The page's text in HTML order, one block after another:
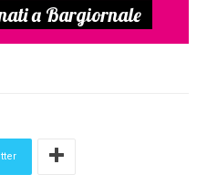
a Bargiornale